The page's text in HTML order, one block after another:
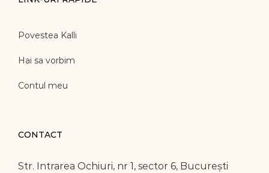
Povestea Kalli
Hai sa vorbim
Contul meu
CONTACT
Str. Intrarea Ochiuri, nr 1, sector 6, București